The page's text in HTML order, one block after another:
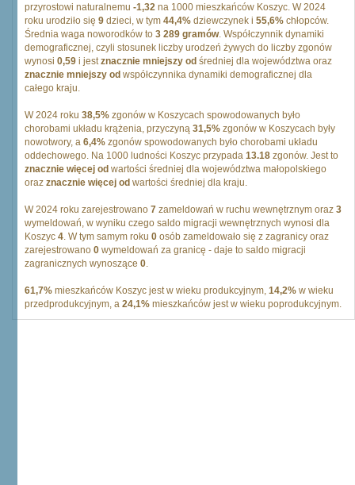
przyrostowi naturalnemu -1,32 na 1000 mieszkańców Koszyc. W 2024
roku urodziło się 9 dzieci, w tym 44,4% dziewczynek i 55,6% chłopców.
Średnia waga noworodków to 3 289 gramów. Współczynnik dynamiki
demograficznej, czyli stosunek liczby urodzeń żywych do liczby zgonów
wynosi 0,59 i jestznacznie mniejszy od średniej dla województwa oraz
znacznie mniejszy od współczynnika dynamiki demograficznej dla
całego kraju.
W 2024 roku 38,5% zgonów w Koszycach spowodowanych było
chorobami układu krążenia, przyczyną 31,5% zgonów w Koszycach były
nowotwory, a 6,4% zgonów spowodowanych było chorobami układu
oddechowego. Na 1000 ludności Koszyc przypada 13.18 zgonów. Jest to
znacznie więcej od wartości średniej dla województwa małopolskiego
oraz znacznie więcej od wartości średniej dla kraju.
W 2024 roku zarejestrowano 7 zameldowań w ruchu wewnętrznym oraz 3
wymeldowań, w wyniku czego saldo migracji wewnętrznych wynosi dla
Koszyc 4. W tym samym roku 0 osób zameldowało się z zagranicy oraz
zarejestrowano 0 wymeldowań za granicę - daje to saldo migracji
zagranicznych wynoszące 0.
61,7% mieszkańców Koszyc jest w wieku produkcyjnym, 14,2% w wieku
przedprodukcyjnym, a 24,1% mieszkańców jest w wieku poprodukcyjnym.